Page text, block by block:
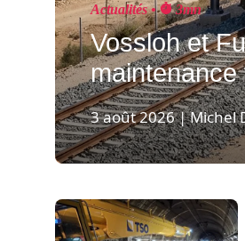
Actualités • 3mn
Vossloh et
3 août 2026 | Michel